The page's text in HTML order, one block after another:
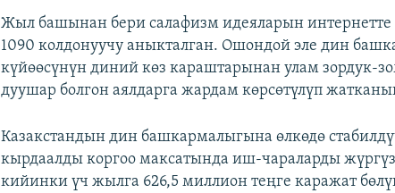
Жыл башынан бери салафизм идеяларын
1090 колдонуучу аныкталган. Ошондой эле дин
күйөөсүнүн диний көз караштарынан улам зордук-
дуушар болгон аялдарга жардам көрсөтүлүп
Казакстандын дин башкармалыгына өлкөдө
кырдаалды коргоо максатында иш-чараларды
кийинки үч жылга 626,5 миллион теңге каражат